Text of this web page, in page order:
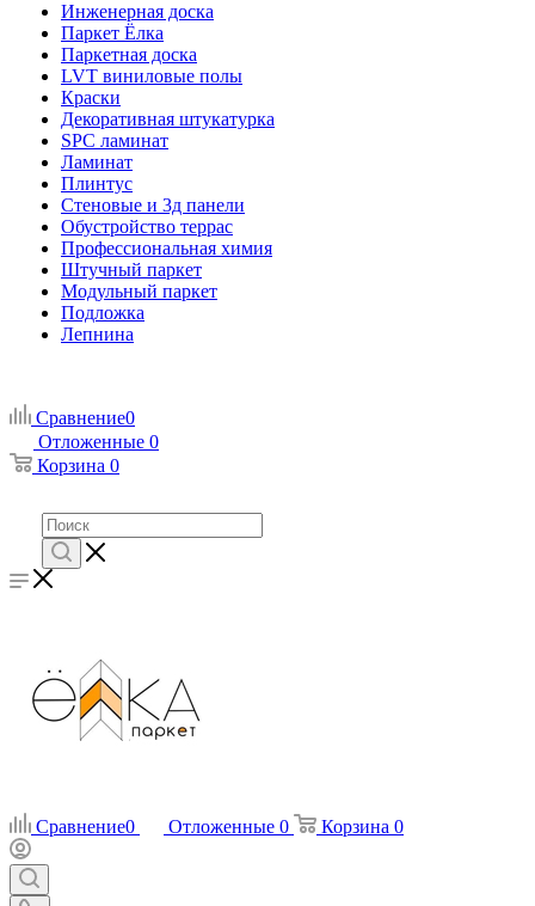
Инженерная доска
Паркет Ёлка
Паркетная доска
LVT виниловые полы
Краски
Декоративная штукатурка
SPC ламинат
Ламинат
Плинтус
Стеновые и 3д панели
Обустройство террас
Профессиональная химия
Штучный паркет
Модульный паркет
Подложка
Лепнина
Сравнение0
Отложенные 0
Корзина 0
Сравнение0 Отложенные 0 Корзина 0